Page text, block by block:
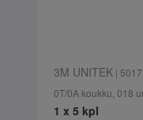
3M UNITEK|
0T/0A koukku, 018
1 x 5 kpl